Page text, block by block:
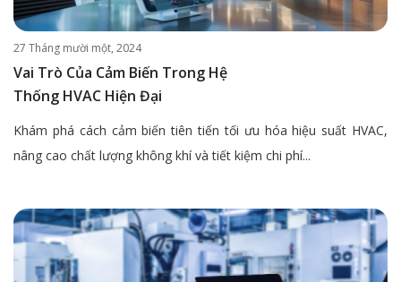
27 Tháng mười một, 2024
Vai Trò Của Cảm Biến Trong Hệ
Thống HVAC Hiện Đại
Khám phá cách cảm biến tiên tiến tối ưu hóa hiệu suất HVAC,
nâng cao chất lượng không khí và tiết kiệm chi phí...